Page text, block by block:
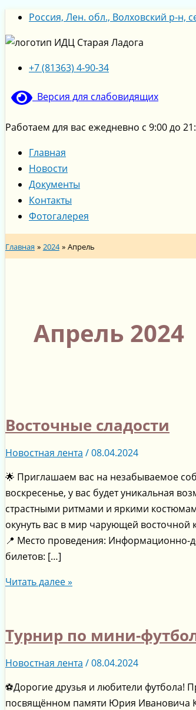
Перейти
содержимому
Россия, Лен. обл., Волховский р-н,
+7 (81363) 4-90-34
Версия для слабовидящих
Работаем для вас ежедневно с 9:00 до
Меню
Главная
Новости
Документы
Контакты
Фотогалерея
Главная 2024 Апрель
Апрель 2024
Восточные сладости
Новостная лента /08.04.2024
🌟 Приглашаем вас на незабываемое
воскресенье, у вас будет уникальная
страстными ритмами и яркими
окунуть вас в мир чарующей восточной
📍 Место проведения: Информационно-
билетов: […]
Восточные
сладости
Читать далее »
Турнир по мини-
Новостная лента /08.04.2024
⚽Дорогие друзья и любители футбола!
посвящённом памяти Юрия Ивановича
Турнир
мини-
Остров
семейных
сокровищ
Меню